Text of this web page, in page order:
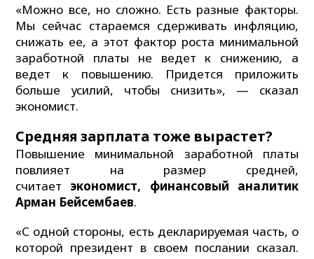
«Можно все, но сложно. Есть разные факторы.
Мы сейчас стараемся сдерживать инфляцию,
снижать ее, а этот фактор роста минимальной
заработной платы не ведет к снижению, а
ведет к повышению. Придется приложить
больше усилий, чтобы снизить», — сказал
экономист.
Средняя зарплата тоже вырастет?
Повышение минимальной заработной платы
повлияет на размер средней,
считает экономист, финансовый аналитик
Арман Бейсембаев.
«С одной стороны, есть декларируемая часть, о
которой президент в своем послании сказал.